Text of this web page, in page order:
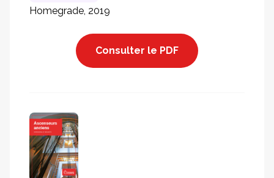
Homegrade, 2019
Consulter le PDF